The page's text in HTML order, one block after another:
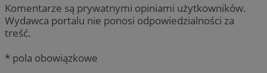
Komentarze są prywatnymi opiniami użytkowników.
Wydawca portalu nie ponosi odpowiedzialności za
treść.
* pola obowiązkowe